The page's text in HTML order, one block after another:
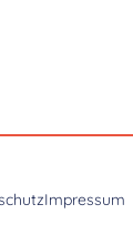
Impressum